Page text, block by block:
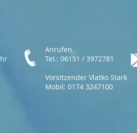
Anrufen
Tel.: 06151 / 3972781
Vorsitzender Vlatko Stark
Mobil: 0174 3247100